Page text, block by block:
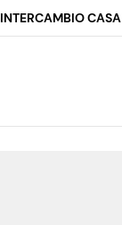
INTERCAMBIO